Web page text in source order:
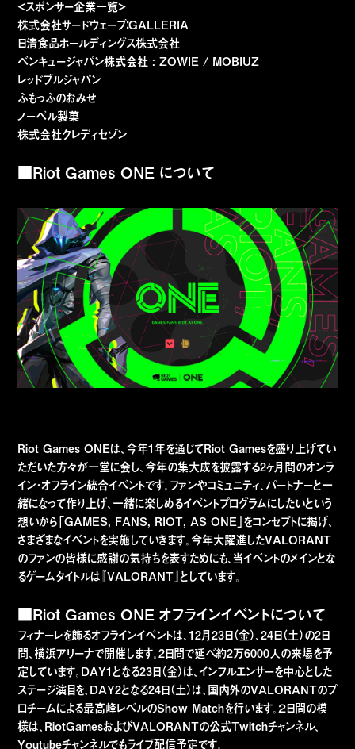
＜スポンサー企業一覧＞
株式会社サードウェーブ：GALLERIA
日清食品ホールディングス株式会社
ベンキュージャパン株式会社 : ZOWIE / MOBIUZ
レッドブルジャパン
ふもっふのおみせ
ノーベル製菓
株式会社クレディセゾン
■Riot Games ONE について
Riot Games ONEは、今年1年を通じてRiot Gamesを盛り上げてい
ただいた方々が一堂に会し、今年の集大成を披露する2ヶ月間のオンラ
イン・オフライン統合イベントです。ファンやコミュニティ、パートナーと一
緒になって作り上げ、一緒に楽しめるイベントプログラムにしたいという
想いから「GAMES, FANS, RIOT, AS ONE」をコンセプトに掲げ、
さまざまなイベントを実施していきます。今年大躍進したVALORANT
のファンの皆様に感謝の気持ちを表すためにも、当イベントのメインとな
るゲームタイトルは『VALORANT』としています。
■Riot Games ONE オフラインイベントについて
フィナーレを飾るオフラインイベントは、12月23日（金）、24日（土）の2日
間、横浜アリーナで開催します。2日間で延べ約2万6000人の来場を予
定しています。DAY1となる23日（金）は、インフルエンサーを中心とした
ステージ演目を、DAY2となる24日（土）は、国内外のVALORANTのプ
ロチームによる最高峰レベルのShow Matchを行います。２日間の模
様は、RiotGamesおよびVALORANTの公式Twitchチャンネル、
Youtubeチャンネルでもライブ配信予定です。